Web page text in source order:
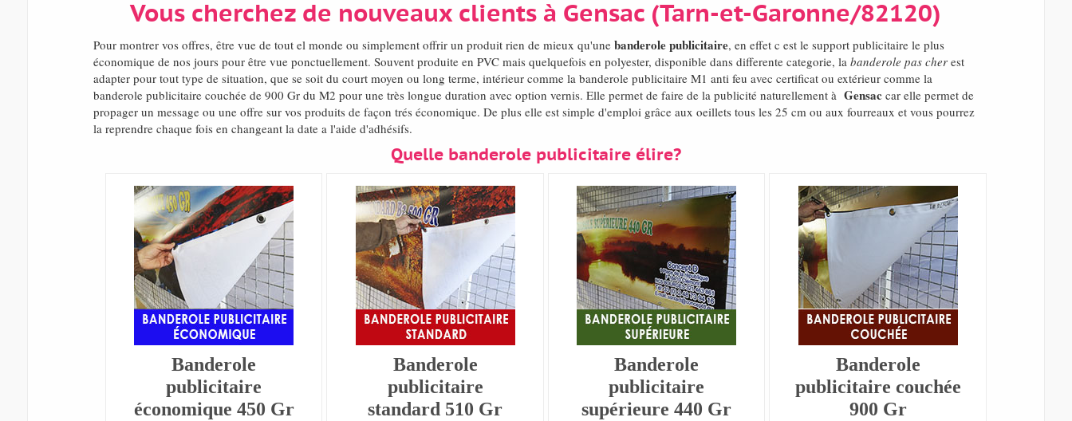
Vous cherchez de nouveaux clients à Gensac (Tarn-et-Garonne/82120)
Pour montrer vos offres, être vue de tout el monde ou simplement offrir un produit rien de mieux qu'une banderole publicitaire, en effet c est le support publicitaire le plus
économique de nos jours pour être vue ponctuellement. Souvent produite en PVC mais quelquefois en polyester, disponible dans differente categorie, la banderole pas cherest
adapter pour tout type de situation, que se soit du court moyen ou long terme, intérieur comme la banderole publicitaire M1 anti feu avec certificat ou extérieur comme la
banderole publicitaire couchée de 900 Gr du M2 pour une très longue duration avec option vernis. Elle permet de faire de la publicité naturellement à Gensaccar elle permet de
propager un message ou une offre sur vos produits de façon trés économique. De plus elle est simple d'emploi grâce aux oeillets tous les 25 cm ou aux fourreaux et vous pourrez
la reprendre chaque fois en changeant la date a l'aide d'adhésifs.
Quelle banderole publicitaire élire?
Banderole
publicitaire
économique 450 Gr
Banderole
publicitaire
standard 510 Gr
Banderole
publicitaire
supérieure 440 Gr
Banderole
publicitaire couchée
900 Gr